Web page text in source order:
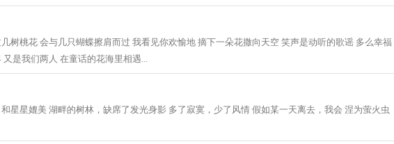
树桃花 会与几只蝴蝶擦肩而过 我看见你欢愉地 摘下一朵花撒向天空 笑声是动听的歌谣 多么幸福
是我们两人 在童话的花海里相遇...
星星媲美 湖畔的树林，缺席了发光身影 多了寂寞，少了风情 假如某一天离去，我会 涅为萤火虫